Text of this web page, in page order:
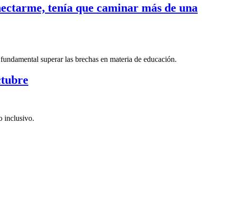
tenía que caminar más de una
superar las brechas en materia de educación.
inclusivo.